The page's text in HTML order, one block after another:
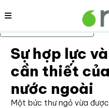
Bỏ qua nội dung chính
Nội dung
Sự hợp lực
cần thiết
nước ngoài
Một bức thư ngỏ vừa